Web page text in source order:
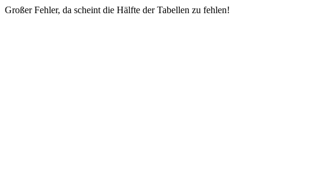
Großer Fehler, da scheint die Hälfte der Tabellen zu fehlen!